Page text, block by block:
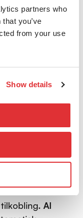
partners who
you’ve
from your use
Show details
tilbyr en
Ved å
kan
på
angrepeller
i gang
del av
tilkobling.AI